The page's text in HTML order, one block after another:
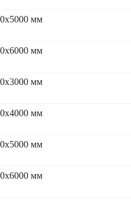
мм
мм
мм
мм
мм
мм